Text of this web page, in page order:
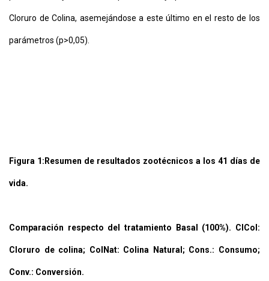
Cloruro de Colina, asemejándose a este último en el resto de los
parámetros (p>0,05).
Figura 1: Resumen de resultados zootécnicos a los 41 días de
vida.
Comparación respecto del tratamiento Basal (100%). ClCol:
Cloruro de colina; ColNat: Colina Natural; Cons.: Consumo;
Conv.: Conversión.